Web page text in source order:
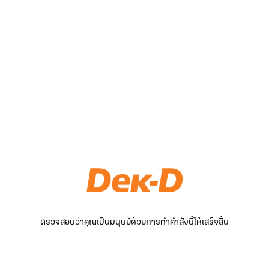
ตรวจสอบว่าคุณเป็นมนุษย์ด้วยการทำคำสั่งนี้ให้เสร็จสิ้น